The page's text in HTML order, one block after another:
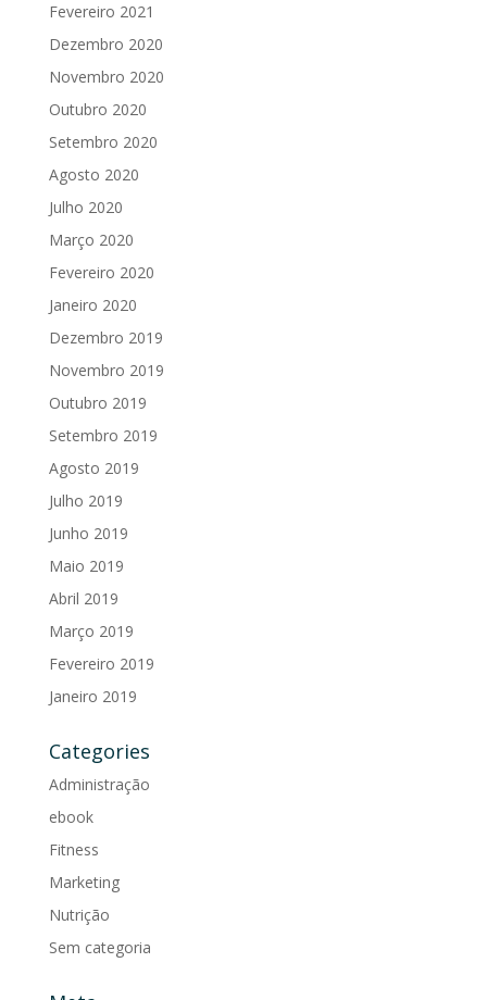
Fevereiro 2021
Dezembro 2020
Novembro 2020
Outubro 2020
Setembro 2020
Agosto 2020
Julho 2020
Março 2020
Fevereiro 2020
Janeiro 2020
Dezembro 2019
Novembro 2019
Outubro 2019
Setembro 2019
Agosto 2019
Julho 2019
Junho 2019
Maio 2019
Abril 2019
Março 2019
Fevereiro 2019
Janeiro 2019
Categories
Administração
ebook
Fitness
Marketing
Nutrição
Sem categoria